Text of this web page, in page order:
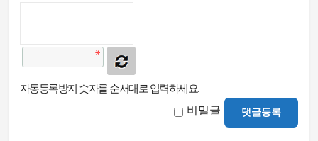
자동등록방지 숫자를 순서대로 입력하세요.
비밀글 댓글등록